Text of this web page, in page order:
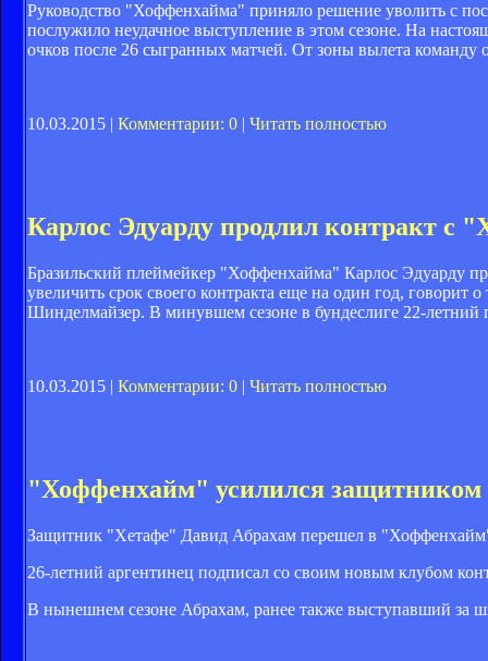
Руководство "Хоффенхайма" приняло решение уволить с
послужило неудачное выступление в этом сезоне. На
очков после 26 сыгранных матчей. От зоны вылета команду
10.03.2015 | Комментарии: 0 | Читать полностью
Карлос Эдуарду продлил контракт с
Бразильский плеймейкер "Хоффенхайма" Карлос Эдуарду
увеличить срок своего контракта еще на один год, говорит
Шинделмайзер. В минувшем сезоне в бундеслиге 22-летний
10.03.2015 | Комментарии: 0 | Читать полностью
"Хоффенхайм" усилился
Защитник "Хетафе" Давид Абрахам перешел в
26-летний аргентинец подписал со своим новым клубом
В нынешнем сезоне Абрахам, ранее также выступавший за